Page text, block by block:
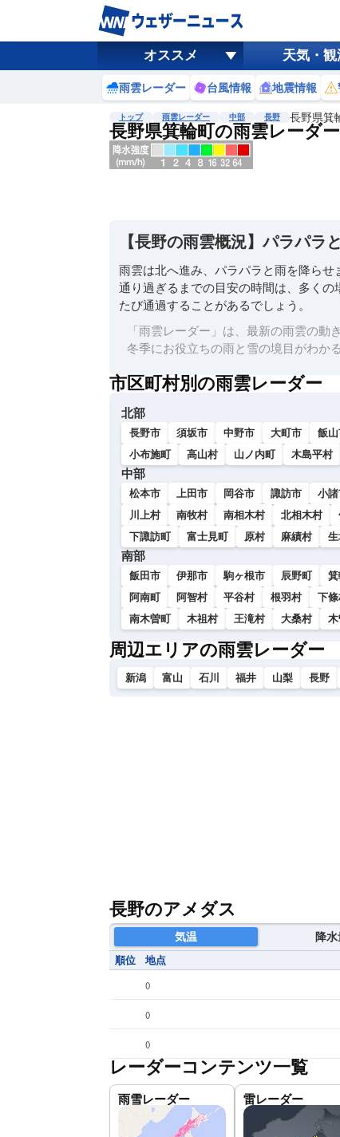
オススメ 天気・観
雨雲レーダー 台風情報 地震情報
トップ 雨雲レーダー 中部 長野 長野県箕
長野県箕輪町の雨雲レーダー
【長野の雨雲概況】パラパラ
雨雲は北へ進み、パラパラと雨を降ら
通り過ぎるまでの目安の時間は、多く
たび通過することがあるでしょう。
「雨雲レーダー」は、最新の雨雲の動
冬季にお役立ちの雨と雪の境目がわか
市区町村別の雨雲レーダー
北部
長野市 須坂市 中野市 大町市 飯
小布施町
高山村 山ノ内町 木島平村
中部
松本市 上田市 岡谷市 諏訪市 小
川上村
南牧村 南相木村 北相木村
下諏訪町
富士見町 原村 麻績村
南部
飯田市 伊那市 駒ヶ根市 辰野町
阿南町
阿智村 平谷村 根羽村 下
南木曽町
木祖村 王滝村 大桑村
周辺エリアの雨雲レーダー
新潟 富山 石川 福井 山梨 長野
長野のアメダス
気温 降水
順位 地点
()
()
()
レーダーコンテンツ一覧
雨雪レーダー 雷レーダー